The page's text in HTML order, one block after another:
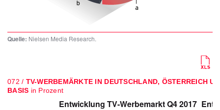
Quelle: Nielsen Media Research.
072 / TV-WERBEMÄRKTE IN DEUTSCHLAND, ÖSTERREICH
BASIS in Prozent
Entwicklung TV-Werbemarkt Q4 2017